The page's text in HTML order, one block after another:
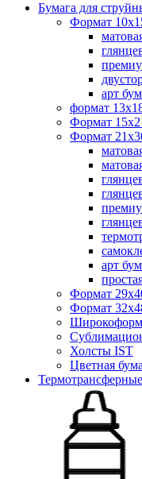
Бумага для
Формат
арт
формат
Формат
Формат
арт
Формат
Формат
Холсты IST
Цветная